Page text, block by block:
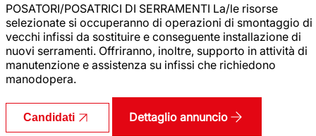
POSATORI/POSATRICI DI SERRAMENTI La/le risorse
selezionate si occuperanno di operazioni di smontaggio di
vecchi infissi da sostituire e conseguente installazione di
nuovi serramenti. Offriranno, inoltre, supporto in attività di
manutenzione e assistenza su infissi che richiedono
manodopera.
Candidati Dettaglio annuncio